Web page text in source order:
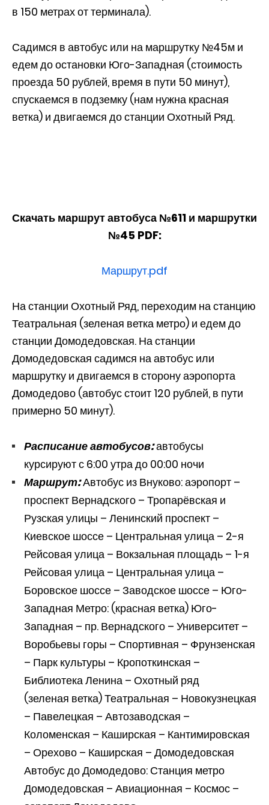
в 150 метрах от терминала).
Садимся в автобус или на маршрутку №45м и
едем до остановки Юго-Западная (стоимость
проезда 50 рублей, время в пути 50 минут),
спускаемся в подземку (нам нужна красная
ветка) и двигаемся до станции Охотный Ряд.
Скачать маршрут автобуса №611 и маршрутки
№45 PDF:
Маршрут.pdf
На станции Охотный Ряд, переходим на станцию
Театральная (зеленая ветка метро) и едем до
станции Домодедовская. На станции
Домодедовская садимся на автобус или
маршрутку и двигаемся в сторону аэропорта
Домодедово (автобус стоит 120 рублей, в пути
примерно 50 минут).
Расписание автобусов:автобусы
курсируют с 6:00 утра до 00:00 ночи
Маршрут:Автобус из Внуково: аэропорт –
проспект Вернадского – Тропарёвская и
Рузская улицы – Ленинский проспект –
Киевское шоссе – Центральная улица – 2-я
Рейсовая улица – Вокзальная площадь – 1-я
Рейсовая улица – Центральная улица –
Боровское шоссе – Заводское шоссе – Юго-
Западная Метро: (красная ветка) Юго-
Западная – пр. Вернадского – Университет –
Воробьевы горы – Спортивная – Фрунзенская
– Парк культуры – Кропоткинская –
Библиотека Ленина – Охотный ряд
(зеленая ветка) Театральная – Новокузнецкая
– Павелецкая – Автозаводская –
Коломенская – Каширская – Кантимировская
– Орехово – Каширская – Домодедовская
Автобус до Домодедово: Станция метро
Домодедовская – Авиационная – Космос –